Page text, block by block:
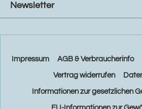
Newsletter
Impressum AGB & Verbraucherinfo
Vertrag widerrufen
Informationen zur gesetzlichen